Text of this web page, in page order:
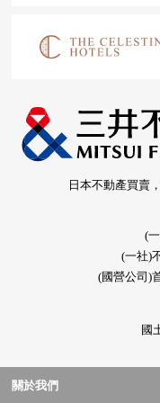
日本不動產買賣
(
(一社)
(國營公司)
國
關於我們